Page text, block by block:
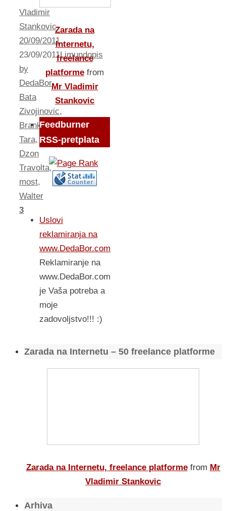
Vladimir
Stankovic
20/09/2011
23/09/2011Limundopis
by
DedaBor
Bata
Zivojinovic,
Brankovica
Tara,
Dzon
Travolta,
most,
Walter
3
Zarada na
Internetu,
freelance
platforme from
Mr Vladimir
Stankovic
Feedburner
RSS-pretplata
Uslovi
reklamiranja na
www.DedaBor.com
Reklamiranje na
www.DedaBor.com
je Vaša potreba a
moje
zadovoljstvo!!! :)
Zarada na Internetu – 50 freelance platforme
Zarada na Internetu, freelance platforme from Mr
Vladimir Stankovic
Arhiva